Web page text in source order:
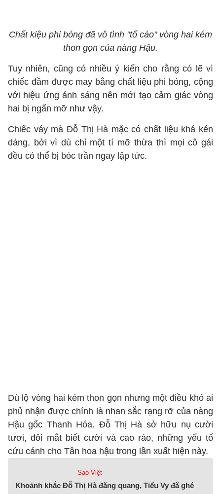
Chất kiệu phi bóng đã vô tình "tố cáo" vòng hai kém
thon gọn của nàng Hậu.
Tuy nhiên, cũng có nhiều ý kiến cho rằng có lẽ vì
chiếc đầm được may bằng chất liệu phi bóng, cộng
với hiệu ứng ánh sáng nên mới tạo cảm giác vòng
hai bị ngấn mỡ như vậy.
Chiếc váy mà Đỗ Thị Hà mặc có chất liệu khá kén
dáng, bởi vì dù chỉ một tí mỡ thừa thì mọi cô gái
đều có thể bị bóc trần ngay lập tức.
Dù lộ vòng hai kém thon gọn nhưng một điều khó ai
phủ nhận được chính là nhan sắc rạng rỡ của nàng
Hậu gốc Thanh Hóa. Đỗ Thị Hà sở hữu nụ cười
tươi, đôi mắt biết cười và cao ráo, những yếu tố
cứu cánh cho Tân hoa hậu trong lần xuất hiện này.
Sao Việt
Khoảnh khắc Đỗ Thị Hà đăng quang, Tiểu Vy đã ghé